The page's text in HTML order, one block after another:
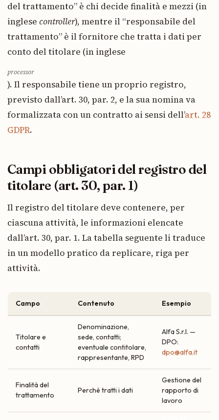
del trattamento” è chi decide finalità e mezzi (in
inglese controller), mentre il “responsabile del
trattamento” è il fornitore che tratta i dati per
conto del titolare (in inglese
processor
). Il responsabile tiene un proprio registro,
previsto dall’art. 30, par. 2, e la sua nomina va
formalizzata con un contratto ai sensi dell’art. 28
GDPR.
Campi obbligatori del registro del
titolare (art. 30, par. 1)
Il registro del titolare deve contenere, per
ciascuna attività, le informazioni elencate
dall’art. 30, par. 1. La tabella seguente li traduce
in un modello pratico da replicare, riga per
attività.
Campo Contenuto Esempio
Titolare e
contatti
Denominazione,
sede, contatti;
eventuale contitolare,
rappresentante, RPD
Alfa S.r.l. —
DPO:
dpo@alfa.it
Finalità del
trattamento
Perché tratti i dati
Gestione del
rapporto di
lavoro